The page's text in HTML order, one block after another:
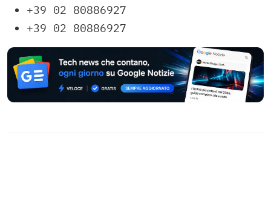
+39 02 80886927
+39 02 80886927